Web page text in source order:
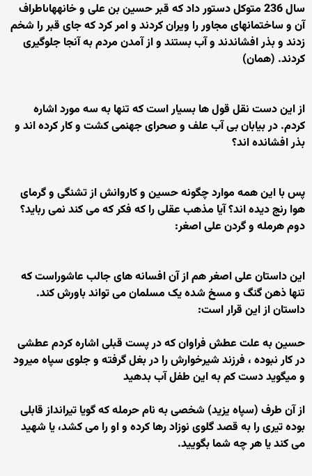
سال 236 متوكل دستور داد كه قبر حسين بن على و خانه‏هاى‏اطراف
آن و ساختمانهاى مجاور را ويران كردند و امر كرد كه جاى قبر را شخم
زدند و بذر افشاندند و آب بستند و از آمدن مردم به آنجا جلوگيرى
كردند. (همان)
از این دست نقل قول ها بسیار است که تنها به سه مورد اشاره
کردم. در بیابان بی آب علف و صحرای جهنمی کشت و کار کرده اند و
بذر افشانده اند؟
پس با این همه موارد چگونه حسین و کاروانش از تشنگی و گرمای
هوا رنج دیده اند؟ آیا مذهب عقلی را که فکر که می کند نمی رباید؟
دوم هرمله و گردن علی اصغر:
این داستان علی اصغر هم از آن افسانه های جالب عاشوراست که
تنها ذهن گنگ و مسخ شده یک مسلمان می تواند باورش کند.
داستان از این قرار است:
حسین به علت عطش فراوان که در پست قبلی اشاره کردم عطشی
در کار نبوده ، فرزند شیرخوارش را در بغل گرفته و جلوی سپاه میرود
و میگوید دست کم به این طفل آب بدهید
از آن طرف (سپاه یزید) شخصی به نام حرمله که گویا تیرانداز قابلی
بوده تیری را به قصد گلوی نوزاد رها کرده و او را می کشد، یا شهید
می کند یا هر چه شما بگویید.